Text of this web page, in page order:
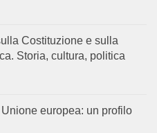
Costituzione e sulla
Storia, cultura, politica
europea: un profilo